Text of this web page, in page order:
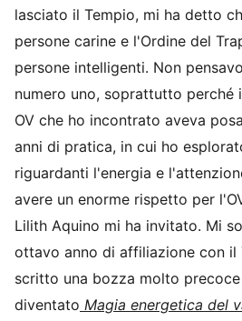
lasciato il Tempio, mi ha detto
persone carine e l'Ordine del
persone intelligenti. Non
numero uno, soprattutto perché
OV che ho incontrato aveva
anni di pratica, in cui ho
riguardanti l'energia e
avere un enorme rispetto per
Lilith Aquino mi ha invitato. Mi
ottavo anno di affiliazione con il
scritto una bozza molto
diventato Magia energetica del